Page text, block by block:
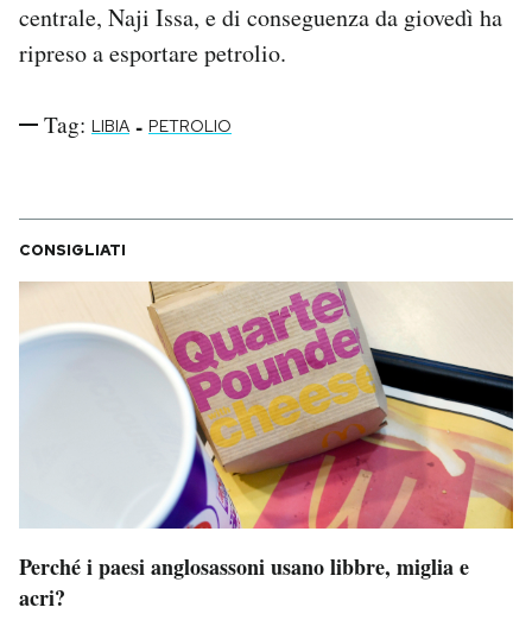
centrale, Naji Issa, e di conseguenza da giovedì ha
ripreso a esportare petrolio.
Tag: LIBIA - PETROLIO
CONSIGLIATI
Perché i paesi anglosassoni usano libbre, miglia e
acri?